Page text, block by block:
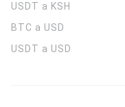
USDT a KSH
BTC a USD
USDT a USD